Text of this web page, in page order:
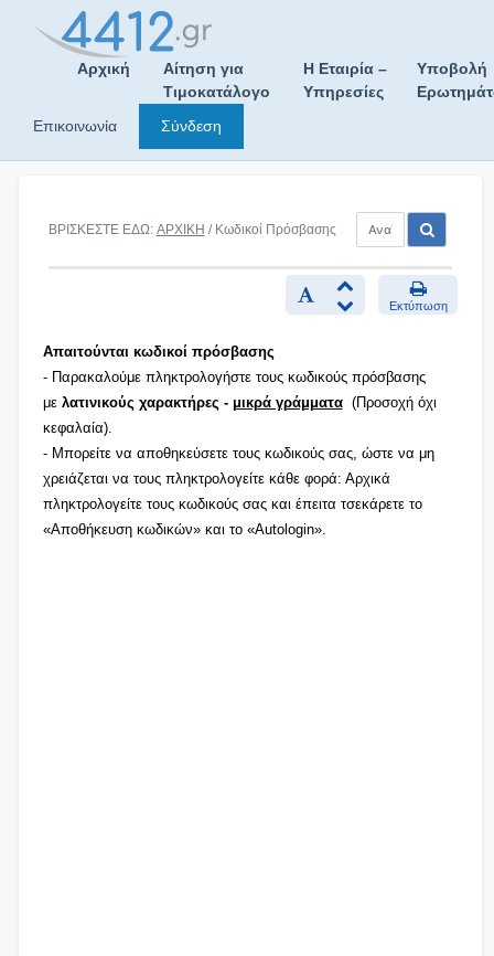
Αρχική
Αίτηση για
Τιμοκατάλογο
Η Εταιρία –
Υπηρεσίες
Υποβολή
Επικοινωνία
Σύνδεση
ΒΡΙΣΚΕΣΤΕ ΕΔΩ: ΑΡΧΙΚΗ / Κωδικοί Πρόσβασης
Εκτύπωση
Απαιτούνται κωδικοί πρόσβασης
- Παρακαλούμε πληκτρολογήστε τους κωδικούς πρόσβασης
με λατινικούς χαρακτήρες - μικρά γράμματα(Προσοχή όχι
κεφαλαία).
- Μπορείτε να αποθηκεύσετε τους κωδικούς σας, ώστε να μη
χρειάζεται να τους πληκτρολογείτε κάθε φορά: Αρχικά
πληκτρολογείτε τους κωδικούς σας και έπειτα τσεκάρετε το
«Αποθήκευση κωδικών» και το «Autologin».